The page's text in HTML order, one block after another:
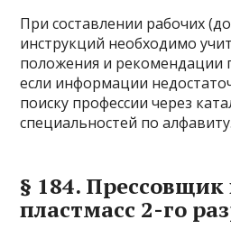
При составлении рабочих
инструкций необходимо
положения и рекомендации
если информации
поиску профессии через
специальностей по алфавиту.
§ 184. Прессовщик
пластмасс 2-го